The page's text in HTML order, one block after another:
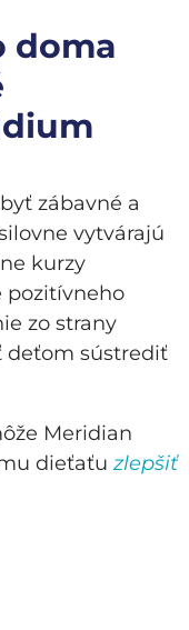
doma
zábavné a
vytvárajú
kurzy
pozitívneho
zo strany
deťom sústrediť
Meridian
dieťaťuzlepšiť